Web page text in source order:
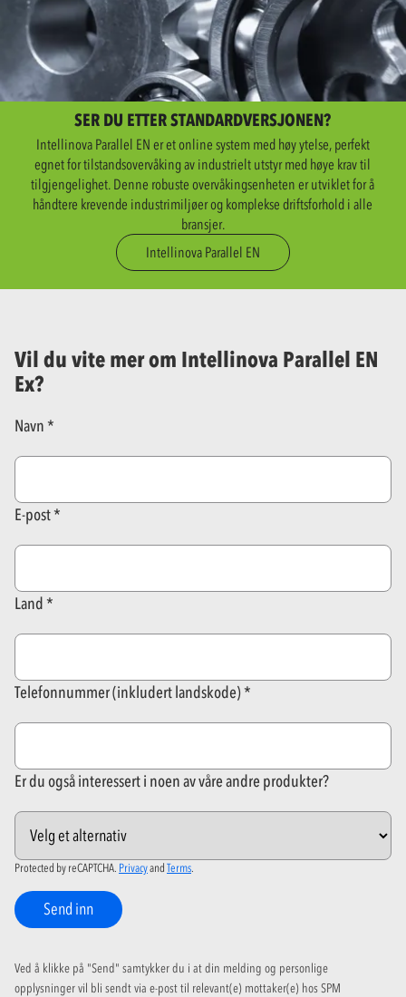
SER DU ETTER STANDARDVERSJONEN?
Intellinova Parallel EN er et online system med høy ytelse, perfekt
egnet for tilstandsovervåking av industrielt utstyr med høye krav til
tilgjengelighet. Denne robuste overvåkingsenheten er utviklet for å
håndtere krevende industrimiljøer og komplekse driftsforhold i alle
bransjer.
Intellinova Parallel EN
Vil du vite mer om Intellinova Parallel EN
Ex?
Navn
E-post
Land
Telefonnummer (inkludert landskode)
Er du også interessert i noen av våre andre produkter?
Protected by reCAPTCHA. Privacyand Terms
Send inn
Ved å klikke på "Send" samtykker du i at din melding og personlige
opplysninger vil bli sendt via e-post til relevant(e) mottaker(e) hos SPM